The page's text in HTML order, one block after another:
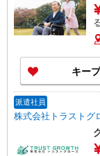
キー
派遣社員
株式会社トラスト